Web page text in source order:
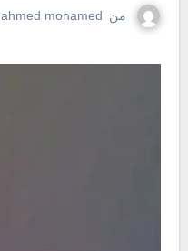
من ahmed mohamed